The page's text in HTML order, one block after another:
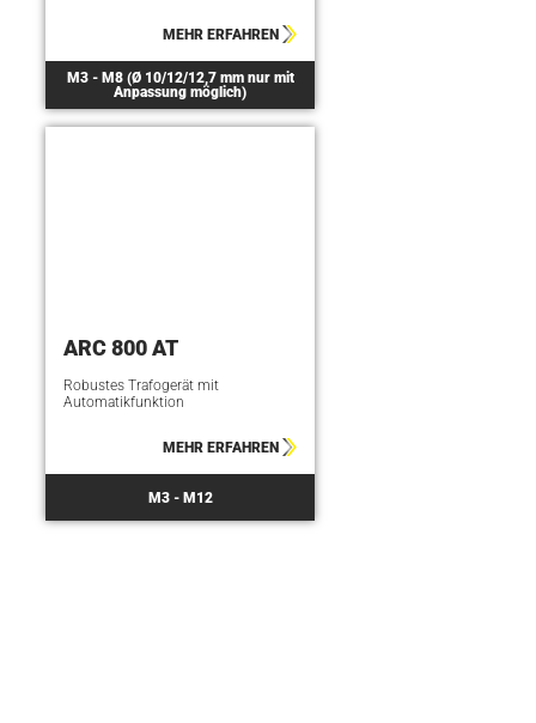
MEHR ERFAHREN
M3 - M8 (Ø 10/12/12,7 mm nur mit
Anpassung möglich)
ARC 800 AT
Robustes Trafogerät mit
Automatikfunktion
MEHR ERFAHREN
M3 - M12